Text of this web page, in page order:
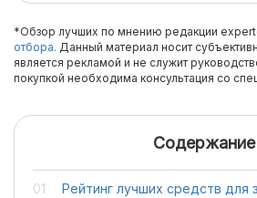
*Обзор лучших по мнению редакции
отбора. Данный материал носит
является рекламой и не служит
покупкой необходима консультация со
Содержание
Рейтинг лучших средств для